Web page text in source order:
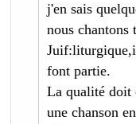
j'en sais
nous chantons
font partie.
La qualité doit
une chanson